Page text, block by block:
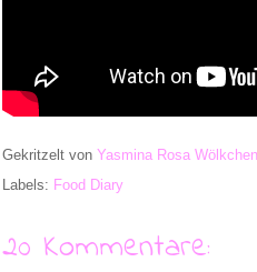
Gekritzelt von Yasmina Rosa Wölkchen
Labels: Food Diary
20 Kommentare: